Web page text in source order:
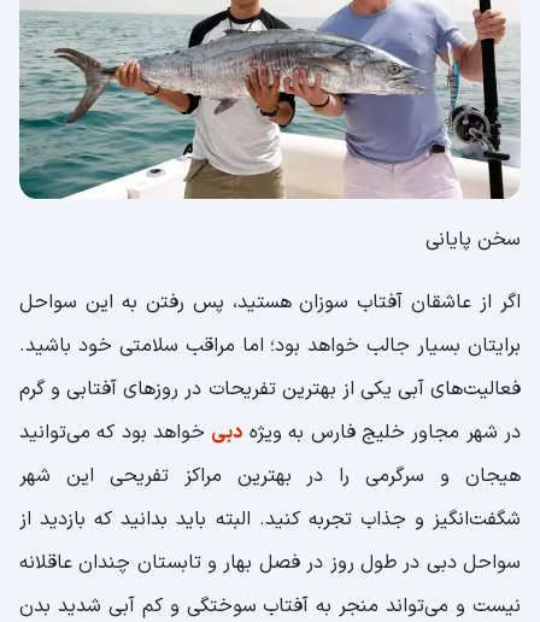
سخن پایانی
اگر از عاشقان آفتاب سوزان هستید، پس رفتن به این سواحل
برایتان بسیار جالب خواهد بود؛ اما مراقب سلامتی خود باشید.
فعالیت‌های آبی یکی از بهترین تفریحات در روز‌های آفتابی و گرم
در شهر مجاور خلیج فارس به ویژه دبی خواهد بود که می‌توانید
هیجان و سرگرمی را در بهترین مراکز تفریحی این شهر
شگفت‌انگیز و جذاب تجربه کنید. البته باید بدانید که بازدید از
سواحل دبی در طول روز در فصل بهار و تابستان چندان عاقلانه
نیست و می‌تواند منجر به آفتاب سوختگی و کم آبی شدید بدن